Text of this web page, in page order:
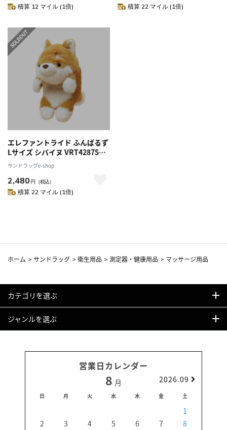
積算 12 マイル (1倍) 積算 22 マイル (1倍)
エレファントライド ふんばるず
Lサイズ シバイヌ VRT42875
150g
サンドラッグe-shop
2,480 円 （税込）
積算 22 マイル (1倍)
ホーム >サンドラッグ >衛生用品 >測定器・健康用品 > マッサージ用品
カテゴリを選ぶ
ジャンルを選ぶ
営業日カレンダー
8 月 2026.09
日 月 火 水 木 金 土
1
2
3 4 5 6 7
8